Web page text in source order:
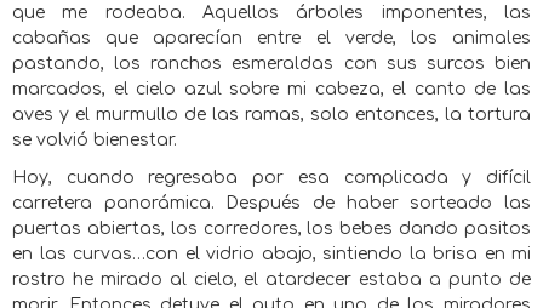
que me rodeaba. Aquellos árboles imponentes, las
cabañas que aparecían entre el verde, los animales
pastando, los ranchos esmeraldas con sus surcos bien
marcados, el cielo azul sobre mi cabeza, el canto de las
aves y el murmullo de las ramas, solo entonces, la tortura
se volvió bienestar.
Hoy, cuando regresaba por esa complicada y difícil
carretera panorámica. Después de haber sorteado las
puertas abiertas, los corredores, los bebes dando pasitos
en las curvas…con el vidrio abajo, sintiendo la brisa en mi
rostro he mirado al cielo, el atardecer estaba a punto de